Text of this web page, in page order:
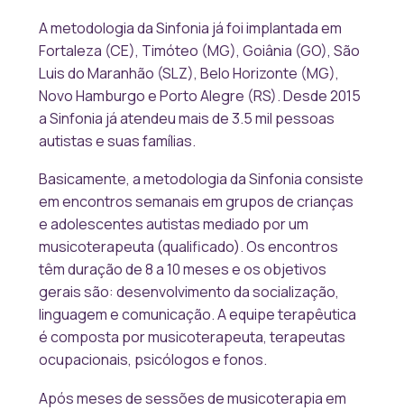
A metodologia da Sinfonia já foi implantada em
Fortaleza (CE), Timóteo (MG), Goiânia (GO), São
Luis do Maranhão (SLZ), Belo Horizonte (MG),
Novo Hamburgo e Porto Alegre (RS). Desde 2015
a Sinfonia já atendeu mais de3.5 mil pessoas
autistas e suas famílias.
Basicamente, a metodologia da Sinfonia consiste
em encontros semanais em grupos de crianças
e adolescentes autistas mediado por um
musicoterapeuta (qualificado). Os encontros
têm duração de 8 a 10 meses e os objetivos
gerais são: desenvolvimento da socialização,
linguagem e comunicação. A equipe terapêutica
é composta por musicoterapeuta, terapeutas
ocupacionais, psicólogos e fonos.
Após meses de sessões de musicoterapia em